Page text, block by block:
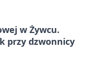
w Żywcu.
przy dzwonnicy